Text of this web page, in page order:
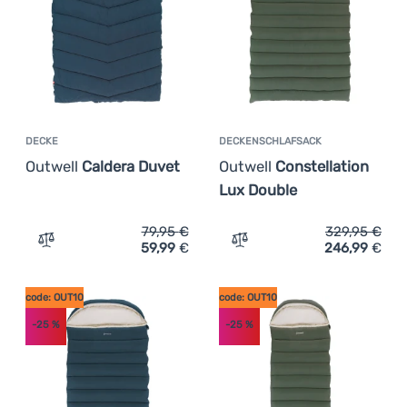
DECKE
Outwell Caldera Duvet
Zum Vergleich 'Decke Outwell Caldera Duvet' hinzufügen
79,95€
59,99 €
DECKENSCHLAFSACK
Outwell Constellation
Lux Double
Zum Vergleich
329,95€
246,99 €
code: OUT10
-25 %
code: OUT10
-25%